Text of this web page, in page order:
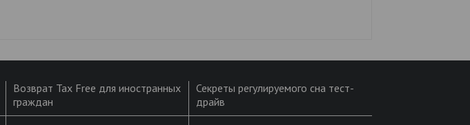
Возврат Tax Free для иностранных
граждан
Секреты регулируемого сна тест-
драйв